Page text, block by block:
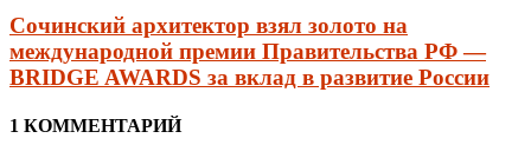
Сочинский архитектор взял золото на
международной премии Правительства РФ —
BRIDGE AWARDS за вклад в развитие России
1 КОММЕНТАРИЙ